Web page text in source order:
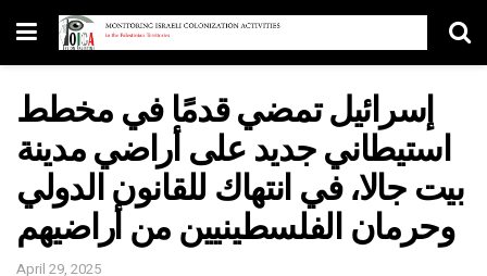
إسرائيل تمضي قدمًا في مخطط
استيطاني جديد على أراضي مدينة
بيت جالا، في انتهاك للقانون الدولي
وحرمان الفلسطينيين من أراضيهم
April 29, 2025